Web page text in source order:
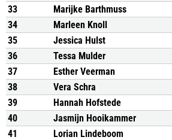
33
Marijke Barthmuss
34
Marleen Knoll
35
Jessica Hulst
36
Tessa Mulder
37
Esther Veerman
38
Vera Schra
39
Hannah Hofstede
40
Jasmijn Hooikammer
41
Lorian Lindeboom